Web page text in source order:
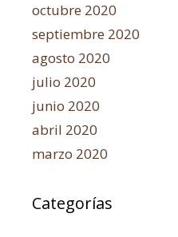
octubre 2020
septiembre 2020
agosto 2020
julio 2020
junio 2020
abril 2020
marzo 2020
Categorías